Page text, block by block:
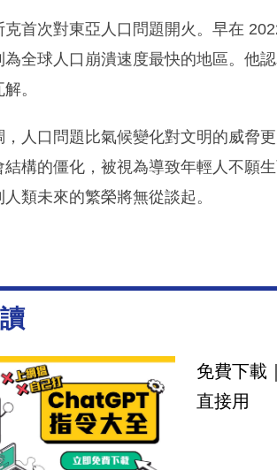
克首次對東亞人口問題開火。早在
為全球人口崩潰速度最快的地區。他
。
，人口問題比氣候變化對文明的威脅
結構的僵化，被視為導致年輕人不願
類未來的繁榮將無從談起。
免費下載
直接用